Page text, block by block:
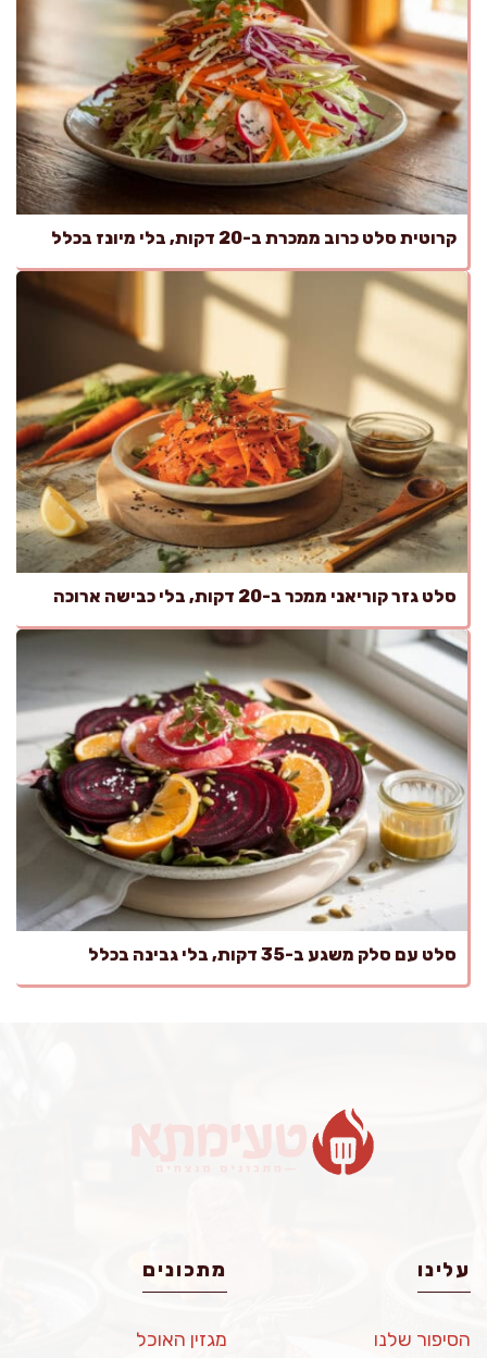
קרוטית סלט כרוב ממכרת ב-20 דקות, בלי מיונז בכלל
סלט גזר קוריאני ממכר ב-20 דקות, בלי כבישה ארוכה
סלט עם סלק משגע ב-35 דקות, בלי גבינה בכלל
עלינו
הסיפור שלנו
מתכונים
מגזין האוכל